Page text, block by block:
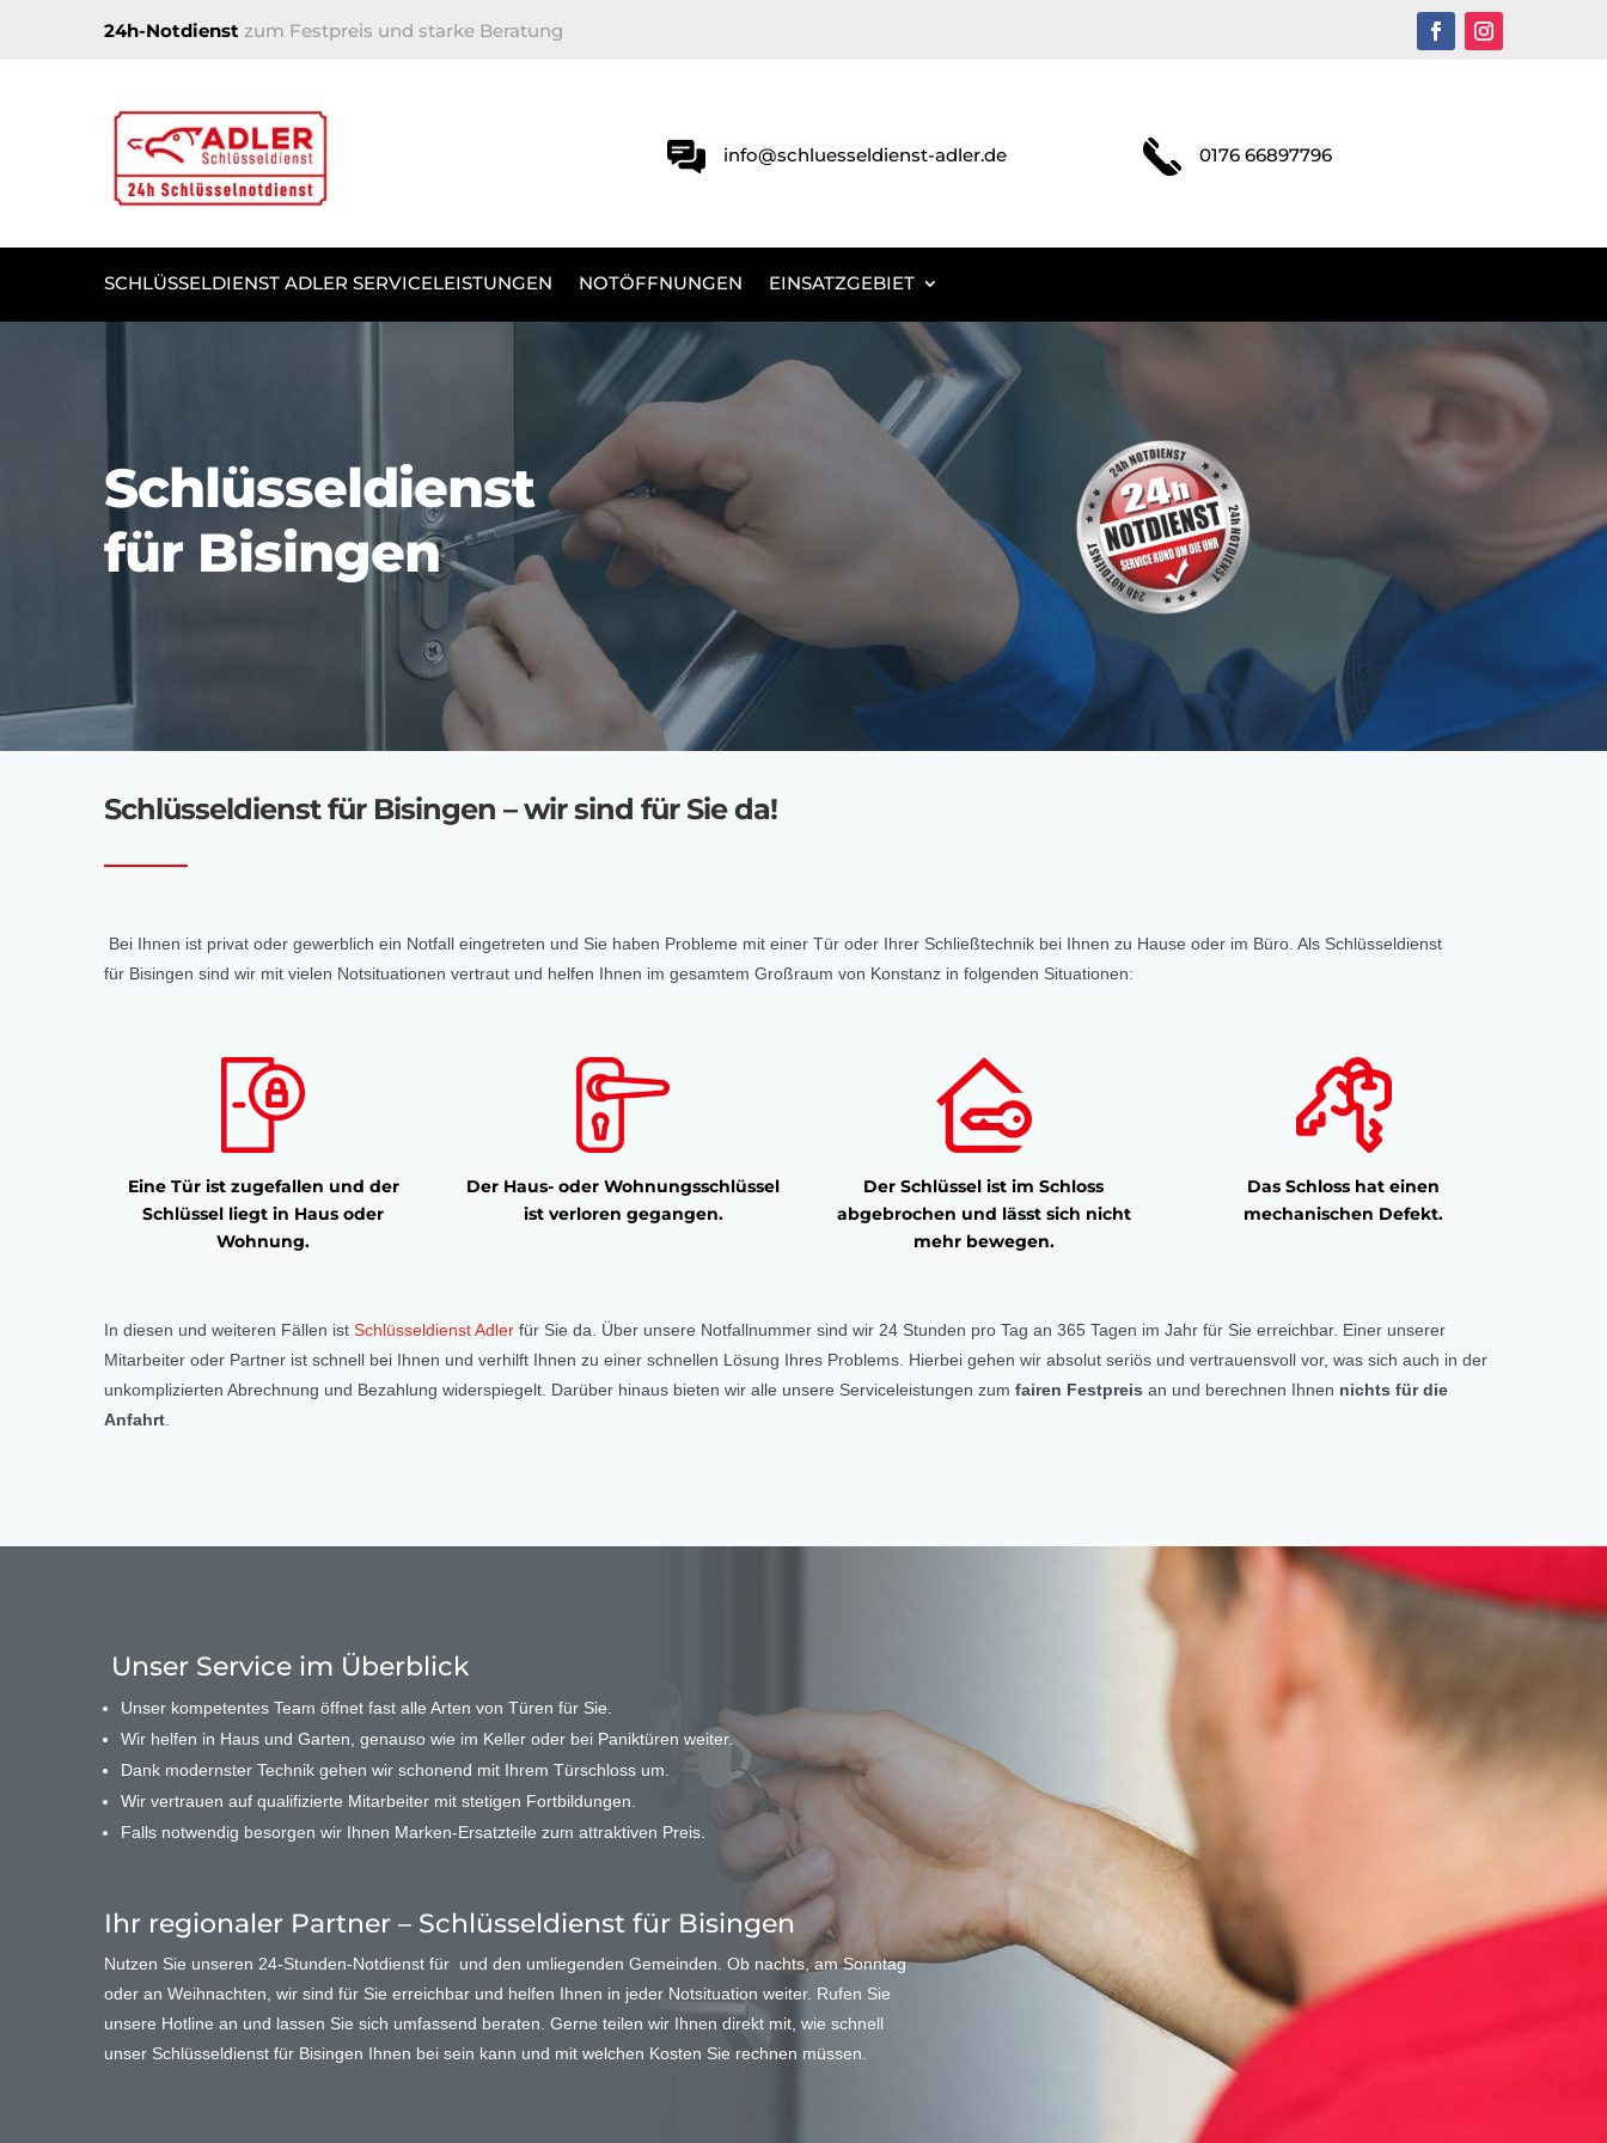
24h-Notdienst zum Festpreis und starke Beratung
info@schluesseldienst-adler.de 0176 66897796
SCHLÜSSELDIENST ADLER SERVICELEISTUNGEN NOTÖFFNUNGEN EINSATZGEBIET
Schlüsseldienst
für Bisingen
Schlüsseldienst für Bisingen – wir sind für Sie da!
Bei Ihnen ist privat oder gewerblich ein Notfall eingetreten und Sie haben Probleme mit einer Tür oder Ihrer Schließtechnik bei Ihnen zu Hause oder im Büro. Als Schlüsseldienst
für Bisingen sind wir mit vielen Notsituationen vertraut und helfen Ihnen im gesamtem Großraum von Konstanz in folgenden Situationen:
Eine Tür ist zugefallen und der
Schlüssel liegt in Haus oder
Wohnung.
Der Haus- oder Wohnungsschlüssel
ist verloren gegangen.
Der Schlüssel ist im Schloss
abgebrochen und lässt sich nicht
mehr bewegen.
Das Schloss hat einen
mechanischen Defekt.
In diesen und weiteren Fällen ist Schlüsseldienst Adler für Sie da. Über unsere Notfallnummer sind wir 24 Stunden pro Tag an 365 Tagen im Jahr für Sie erreichbar. Einer unserer
Mitarbeiter oder Partner ist schnell bei Ihnen und verhilft Ihnen zu einer schnellen Lösung Ihres Problems. Hierbei gehen wir absolut seriös und vertrauensvoll vor, was sich auch in der
unkomplizierten Abrechnung und Bezahlung widerspiegelt. Darüber hinaus bieten wir alle unsere Serviceleistungen zum fairen Festpreis an und berechnen Ihnen nichts für die
Anfahrt
Unser Service im Überblick
Unser kompetentes Team öffnet fast alle Arten von Türen für Sie.
Wir helfen in Haus und Garten, genauso wie im Keller oder bei Paniktüren weiter.
Dank modernster Technik gehen wir schonend mit Ihrem Türschloss um.
Wir vertrauen auf qualifizierte Mitarbeiter mit stetigen Fortbildungen.
Falls notwendig besorgen wir Ihnen Marken-Ersatzteile zum attraktiven Preis.
Ihr regionaler Partner – Schlüsseldienst für Bisingen
Nutzen Sie unseren 24-Stunden-Notdienst für und den umliegenden Gemeinden. Ob nachts, am Sonntag
oder an Weihnachten, wir sind für Sie erreichbar und helfen Ihnen in jeder Notsituation weiter. Rufen Sie
unsere Hotline an und lassen Sie sich umfassend beraten. Gerne teilen wir Ihnen direkt mit, wie schnell
unser Schlüsseldienst für Bisingen Ihnen bei sein kann und mit welchen Kosten Sie rechnen müssen.